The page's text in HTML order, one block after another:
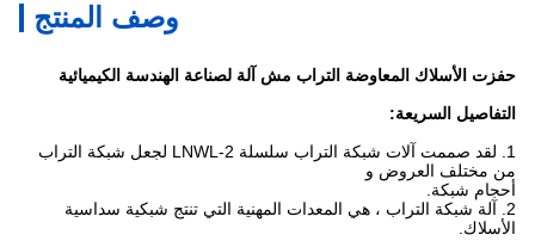
وصف المنتج
حفزت الأسلاك المعاوضة التراب مش آلة لصناعة الهندسة الكيميائية
التفاصيل السريعة:
لقد صممت آلات شبكة التراب سلسلة LNWL-2 لجعل شبكة التراب
من مختلف العروض و
أحجام شبكة.
آلة شبكة التراب ، هي المعدات المهنية التي تنتج شبكية سداسية
الأسلاك.